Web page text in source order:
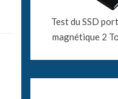
Test du SSD
magnétique 2